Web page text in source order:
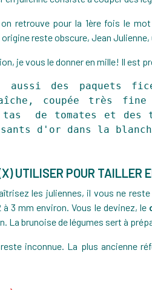
retrouve pour la 1ère fois le
origine reste obscure, Jean
je vous le donner en mille! Il est
aussi des paquets
coupée très
tas de tomates et des
d'or dans la
UTILISER POUR TAILLER
les juliennes, il vous ne
3 mm environ. Vous le devinez, le
La brunoise de légumes sert à
inconnue. La plus ancienne